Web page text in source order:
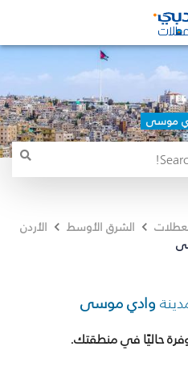
موسى
الشرق الأوسط
الأردن
وادي موسى
حاليًا في منطقتك.